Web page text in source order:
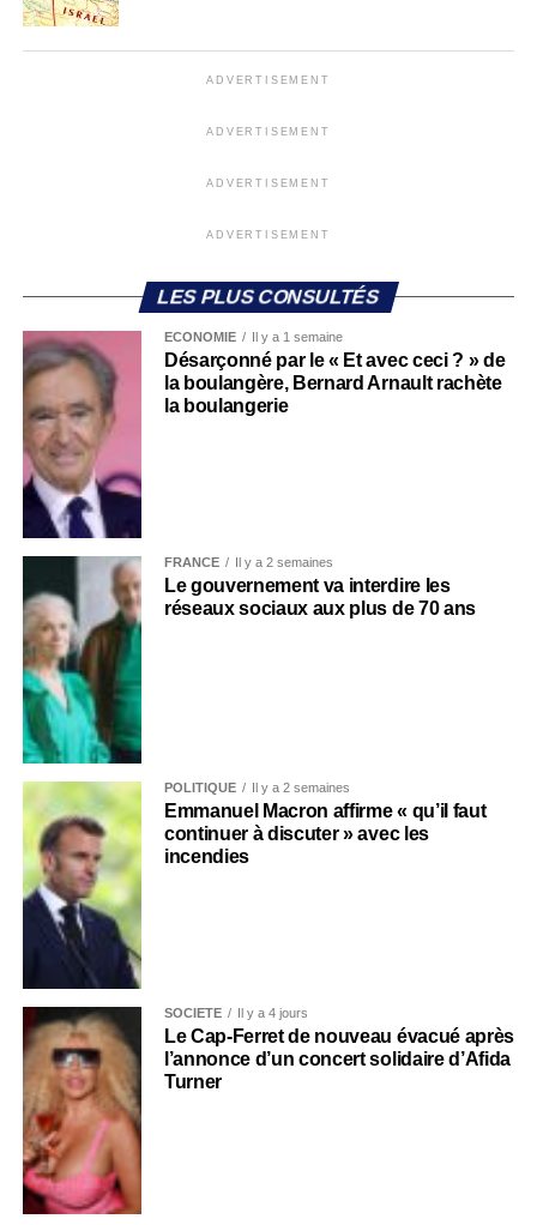
ADVERTISEMENT
ADVERTISEMENT
ADVERTISEMENT
ADVERTISEMENT
LES PLUS CONSULTÉS
ECONOMIE Il y a 1 semaine
Désarçonné par le « Et avec ceci ? » de
la boulangère, Bernard Arnault rachète
la boulangerie
FRANCE Il y a 2 semaines
Le gouvernement va interdire les
réseaux sociaux aux plus de 70 ans
POLITIQUE Il y a 2 semaines
Emmanuel Macron affirme « qu’il faut
continuer à discuter » avec les
incendies
SOCIÉTÉ Il y a 4 jours
Le Cap-Ferret de nouveau évacué après
l’annonce d’un concert solidaire d’Afida
Turner